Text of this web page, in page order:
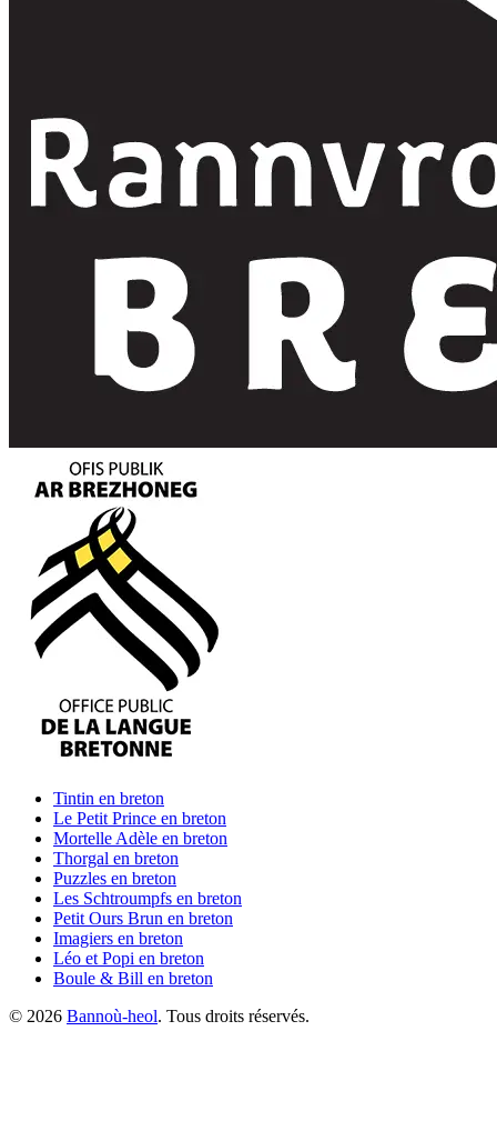
Tintin en breton
Le Petit Prince en breton
Mortelle Adèle en breton
Thorgal en breton
Puzzles en breton
Les Schtroumpfs en breton
Petit Ours Brun en breton
Imagiers en breton
Léo et Popi en breton
Boule & Bill en breton
© 2026 Bannoù-heol. Tous droits réservés.